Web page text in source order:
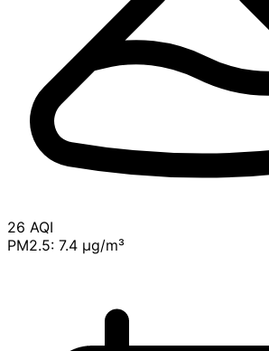
26 AQI
PM2.5: 7.4 μg/m³